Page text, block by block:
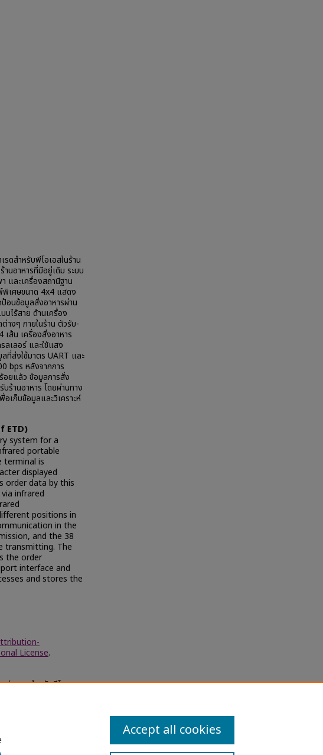
ดสำหรับพีโอเอสในร้าน
านอาหารที่มีอยู่เดิม ระบบ
และเครื่องสถานีฐาน
เศษขนาด 4x4 แสดง
อนข้อมูลสั่งอาหารผ่าน
บไร้สาย ด้านเครื่อง
างๆ ภายในร้าน ตัวรับ-
เส้น เครื่องสั่งอาหาร
ลเลอร์ และใช้แสง
ที่ส่งใช้มาตร UART และ
bps หลังจากการ
อยแล้ว ข้อมูลการสั่ง
ร้านอาหาร โดยผ่านทาง
เก็บข้อมูลและวิเคราะห์
ETD)
system for a
portable
terminal is
displayed
order data by this
infrared
positions in
in the
and the 38
transmitting. The
the order
interface and
and stores the
License.
ราเรดสำหรับพีโอเอส
Accept all cookies